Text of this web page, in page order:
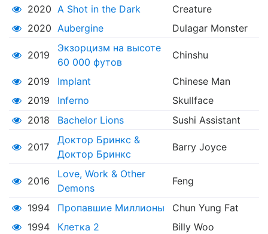
2020 A Shot in the Dark
Creature
2020 Aubergine Dulagar Monster
2019
Экзорцизм на высоте
60 000 футов
Chinshu
2019 Implant
Chinese Man
2019
Inferno
Skullface
2018
Bachelor Lions Sushi Assistant
2017
Доктор Бринкс &
Доктор Бринкс
Barry Joyce
2016
Love, Work & Other
Demons
Feng
1994 Пропавшие Миллионы
Chun Yung Fat
1994
Клетка 2 Billy Woo